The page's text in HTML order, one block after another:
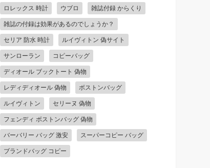
ロレックス 時計 ウブロ 雑誌付録 からくり
雑誌の付録は効果があるのでしょうか？
セリア 防水 時計 ルイヴィトン 偽サイト
サンローラン コピーバッグ
ディオール ブックトート 偽物
レディディオール 偽物 ボストンバッグ
ルイヴィトン セリーヌ 偽物
フェンディ ボストンバッグ 偽物
バーバリー バッグ 激安 スーパーコピー バッグ
ブランドバッグ コピー